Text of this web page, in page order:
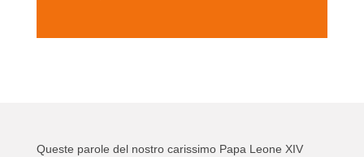
Queste parole del nostro carissimo Papa Leone XIV